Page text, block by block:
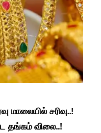
மாலையில் சரிவு..!
தங்கம் விலை..!